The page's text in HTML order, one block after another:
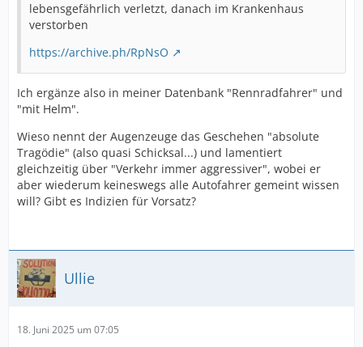
lebensgefährlich verletzt, danach im Krankenhaus
verstorben
https://archive.ph/RpNsO
Ich ergänze also in meiner Datenbank "Rennradfahrer" und
"mit Helm".
Wieso nennt der Augenzeuge das Geschehen "absolute
Tragödie" (also quasi Schicksal...) und lamentiert
gleichzeitig über "Verkehr immer aggressiver", wobei er
aber wiederum keineswegs alle Autofahrer gemeint wissen
will? Gibt es Indizien für Vorsatz?
Ullie
18. Juni 2025 um 07:05